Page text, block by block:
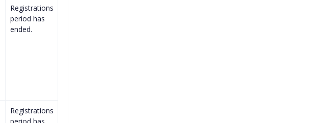
Registrations
period has
ended.
Registrations